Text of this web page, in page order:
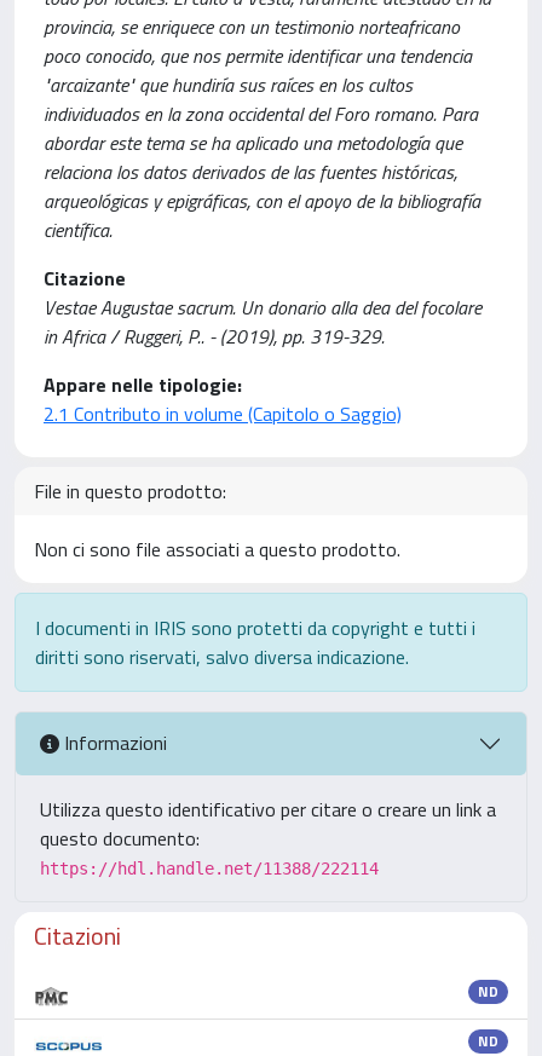
provincia, se enriquece con un testimonio norteafricano
poco conocido, que nos permite identificar una tendencia
"arcaizante" que hundiría sus raíces en los cultos
individuados en la zona occidental del Foro romano. Para
abordar este tema se ha aplicado una metodología que
relaciona los datos derivados de las fuentes históricas,
arqueológicas y epigráficas, con el apoyo de la bibliografía
científica.
Citazione
Vestae Augustae sacrum. Un donario alla dea del focolare
in Africa / Ruggeri, P.. - (2019), pp. 319-329.
Appare nelle tipologie:
2.1 Contributo in volume (Capitolo o Saggio)
File in questo prodotto:
Non ci sono file associati a questo prodotto.
I documenti in IRIS sono protetti da copyright e tutti i
diritti sono riservati, salvo diversa indicazione.
Informazioni
Utilizza questo identificativo per citare o creare un link a
questo documento:
https://hdl.handle.net/11388/222114
Citazioni
ND
ND